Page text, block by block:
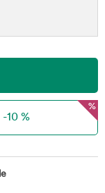
%